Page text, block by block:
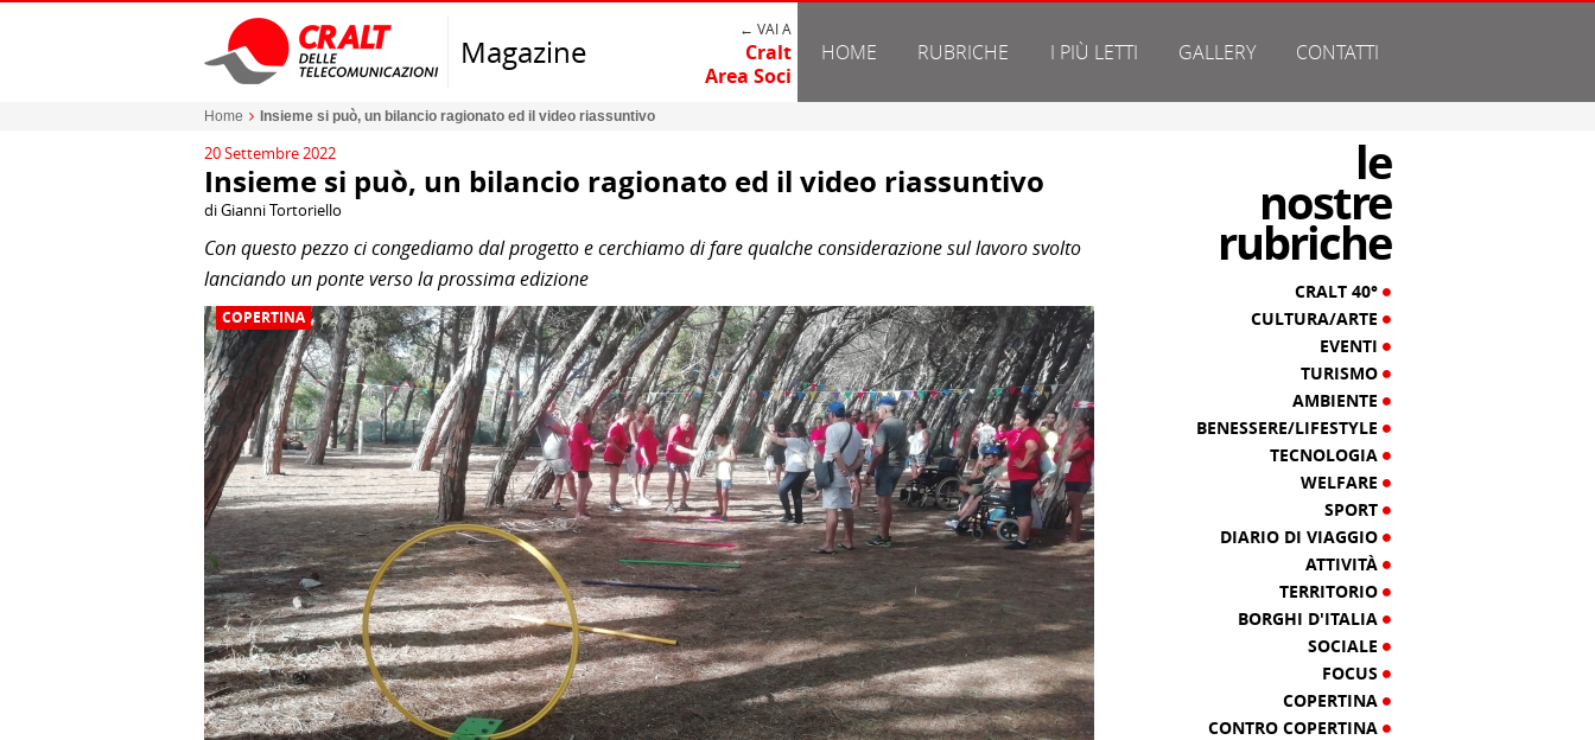
Magazine
← VAI A
Cralt
Area Soci
HOME RUBRICHE I PIÙ LETTI GALLERY CONTATTI
Home Insieme si può, un bilancio ragionato ed il video riassuntivo
20 Settembre 2022
Insieme si può, un bilancio ragionato ed il video riassuntivo
di Gianni Tortoriello
Con questo pezzo ci congediamo dal progetto e cerchiamo di fare qualche considerazione sul lavoro svolto
lanciando un ponte verso la prossima edizione
COPERTINA
le
nostre
rubriche
CRALT 40°
CULTURA/ARTE
EVENTI
TURISMO
AMBIENTE
BENESSERE/LIFESTYLE
TECNOLOGIA
WELFARE
SPORT
DIARIO DI VIAGGIO
ATTIVITÀ
TERRITORIO
BORGHI D'ITALIA
SOCIALE
FOCUS
COPERTINA
CONTRO COPERTINA